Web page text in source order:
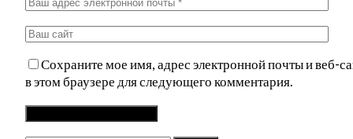
Сохраните мое имя, адрес электронной почты и веб-
в этом браузере для следующего комментария.